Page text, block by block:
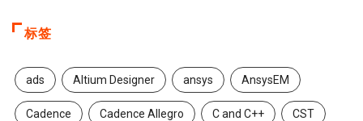
标签
ads Altium Designer ansys AnsysEM
Cadence Cadence Allegro C and C++ CST